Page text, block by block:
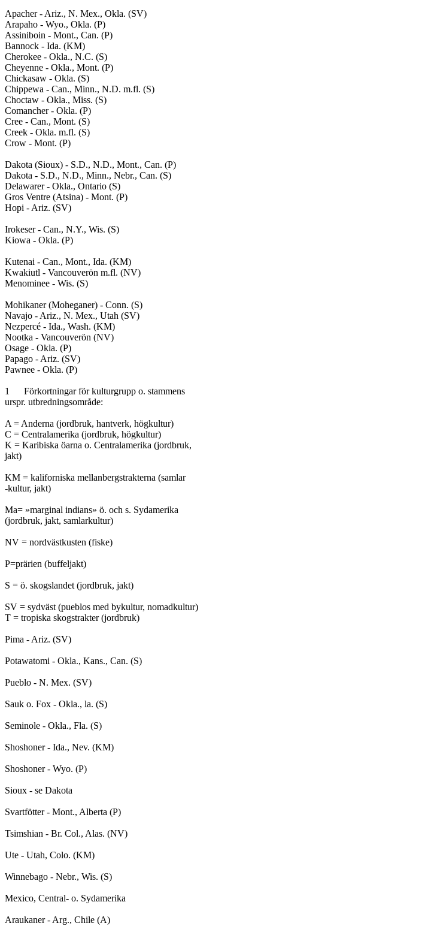
Apacher - Ariz., N. Mex., Okla. (SV)
Arapaho - Wyo., Okla. (P)
Assiniboin - Mont., Can. (P)
Bannock - Ida. (KM)
Cherokee - Okla., N.C. (S)
Cheyenne - Okla., Mont. (P)
Chickasaw - Okla. (S)
Chippewa - Can., Minn., N.D. m.fl. (S)
Choctaw - Okla., Miss. (S)
Comancher - Okla. (P)
Cree - Can., Mont. (S)
Creek - Okla. m.fl. (S)
Crow - Mont. (P)
Dakota (Sioux) - S.D., N.D., Mont., Can. (P)
Dakota - S.D., N.D., Minn., Nebr., Can. (S)
Delawarer - Okla., Ontario (S)
Gros Ventre (Atsina) - Mont. (P)
Hopi - Ariz. (SV)
Irokeser - Can., N.Y., Wis. (S)
Kiowa - Okla. (P)
Kutenai - Can., Mont., Ida. (KM)
Kwakiutl - Vancouverön m.fl. (NV)
Menominee - Wis. (S)
Mohikaner (Moheganer) - Conn. (S)
Navajo - Ariz., N. Mex., Utah (SV)
Nezpercé - Ida., Wash. (KM)
Nootka - Vancouverön (NV)
Osage - Okla. (P)
Papago - Ariz. (SV)
Pawnee - Okla. (P)
1	Förkortningar för kulturgrupp o. stammens
urspr. utbredningsområde:
A = Anderna (jordbruk, hantverk, högkultur)
C = Centralamerika (jordbruk, högkultur)
K = Karibiska öarna o. Centralamerika (jordbruk,
jakt)
KM = kaliforniska mellanbergstrakterna (samlar
-kultur, jakt)
Ma= »marginal indians» ö. och s. Sydamerika
(jordbruk, jakt, samlarkultur)
NV = nordvästkusten (fiske)
P=prärien (buffeljakt)
S = ö. skogslandet (jordbruk, jakt)
SV = sydväst (pueblos med bykultur, nomadkultur)
T = tropiska skogstrakter (jordbruk)
Pima - Ariz. (SV)
Potawatomi - Okla., Kans., Can. (S)
Pueblo - N. Mex. (SV)
Sauk o. Fox - Okla., la. (S)
Seminole - Okla., Fla. (S)
Shoshoner - Ida., Nev. (KM)
Shoshoner - Wyo. (P)
Sioux - se Dakota
Svartfötter - Mont., Alberta (P)
Tsimshian - Br. Col., Alas. (NV)
Ute - Utah, Colo. (KM)
Winnebago - Nebr., Wis. (S)
Mexico, Central- o. Sydamerika
Araukaner - Arg., Chile (A)